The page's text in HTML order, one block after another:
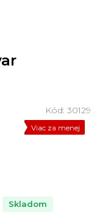
Viac za menej
Skladom
Kód: 30129